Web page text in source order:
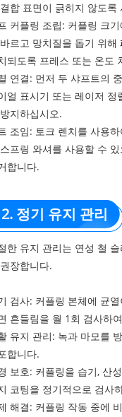
합 표면이 긁히지 않도록
커플링 조립: 커플링 크
르고 망치질을 돕기 위
되도록 프레스 또는 온도
연결: 먼저 두 샤프트의
얼 표시기 또는 레이저
지하십시오.
조임: 토크 렌치를 사용
프링 와셔를 사용할 수
합니다.
2. 정기 유지 관리
한 유지 관리는 연성 철
장합니다.
검사: 커플링 본체에 균
흔들림을 월 1회 검사하
유지 관리: 녹과 마모를
합니다.
보호: 커플링을 습기, 산
코팅을 정기적으로 검사
해결: 커플링 작동 중에